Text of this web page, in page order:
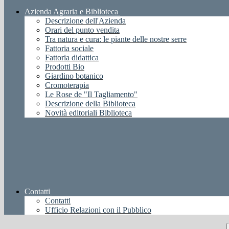
Azienda Agraria e Biblioteca
Descrizione dell'Azienda
Orari del punto vendita
Tra natura e cura: le piante delle nostre serre
Fattoria sociale
Fattoria didattica
Prodotti Bio
Giardino botanico
Cromoterapia
Le Rose de "Il Tagliamento"
Descrizione della Biblioteca
Novità editoriali Biblioteca
Contatti
Contatti
Ufficio Relazioni con il Pubblico